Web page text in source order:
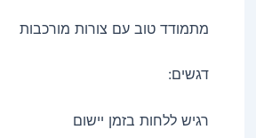
מתמודד טוב עם צורות מורכבות
דגשים:
רגיש ללחות בזמן יישום